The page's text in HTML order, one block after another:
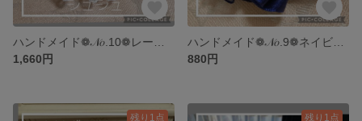
1,660円
880円
残り1点 残り1点